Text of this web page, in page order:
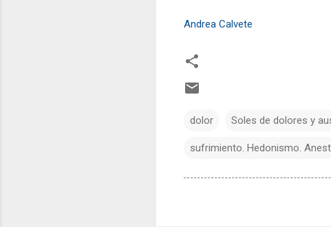
Andrea Calvete
dolor Soles de dolores y
sufrimiento. Hedonismo.